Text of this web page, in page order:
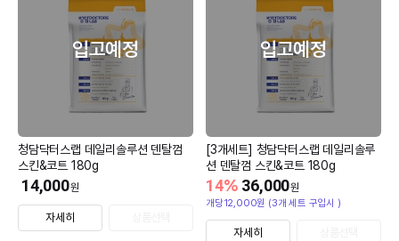
입고예정
청담닥터스랩 데일리솔루션 덴탈껌
스킨&코트 180g
14,000원
자세히
입고예정
[3개세트] 청담닥터스랩 데일리솔루
션 덴탈껌 스킨&코트 180g
36,000원
14%
개당12,000원 (3개 세트 구입시 )
자세히